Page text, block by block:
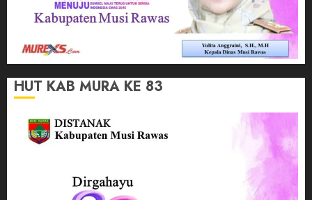
HUT KAB MURA KE 83